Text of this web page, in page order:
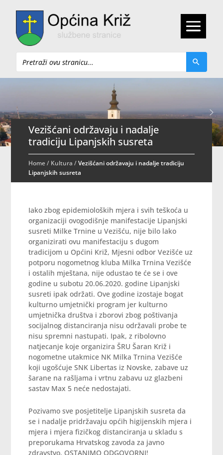
Pretraži
Vezišćani održavaju i nadalje
tradiciju Lipanjskih susreta
Home/ Kultura /Vezišćani održavaju i nadalje tradiciju
Lipanjskih susreta
Iako zbog epidemioloških mjera i svih teškoća u
organizaciji ovogodišnje manifestacije Lipanjski
susreti Milke Trnine u Vezišću, nije bilo lako
organizirati ovu manifestaciju s dugom
tradicijom u Općini Križ, Mjesni odbor Vezišće uz
potporu nogometnog kluba Milka Trnina Vezišće
i ostalih mještana, nije odustao te će se i ove
godine u subotu 20.06.2020. godine Lipanjski
susreti ipak održati. Ove godine izostaje bogat
kulturno umjetnički program jer kulturno
umjetnička društva i zborovi zbog poštivanja
socijalnog distanciranja nisu održavali probe te
nisu spremni nastupati. Ipak, z ribolovno
natjecanje koje organizira ŠRU Šaran Križ i
nogometne utakmice NK Milka Trnina Vezišće
koji ugošćuje SNK Libertas iz Novske, zabave uz
šarane na rašljama i vrtnu zabavu uz glazbeni
sastav Max 5 neće nedostajati.
Pozivamo sve posjetitelje Lipanjskih susreta da
se i nadalje pridržavaju općih higijenskih mjera i
mjera i mjera fizičkog distanciranja u skladu s
preporukama Hrvatskog zavoda za javno
zdravstvo. OSTANIMO ODGOVORNI!